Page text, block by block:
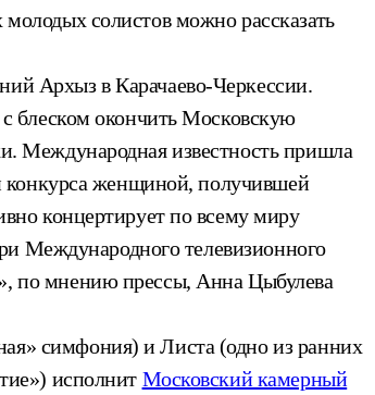
солистов можно рассказать
Архыз в Карачаево-Черкессии.
блеском окончить Московскую
Международная известность пришла
конкурса женщиной, получившей
концертирует по всему миру
Международного телевизионного
по мнению прессы, Анна Цыбулева
симфония) и Листа (одно из ранних
исполнит Московский камерный